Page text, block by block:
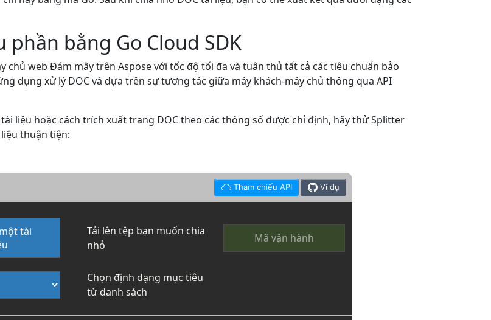
bằng Go Cloud SDK
chủ web Đám mây trên Aspose với tốc độ tối đa và tuân thủ tất cả các tiêu chuẩn bảo
dụng xử lý DOC và dựa trên sự tương tác giữa máy khách-máy chủ thông qua API
liệu hoặc cách trích xuất trang DOC theo các thông số được chỉ định, hãy thử Splitter
thuận tiện:
Tham chiếu API Ví dụ
tài
Tải lên tệp bạn muốn chia
nhỏ
Mã vận hành
Chọn định dạng mục tiêu
từ danh sách